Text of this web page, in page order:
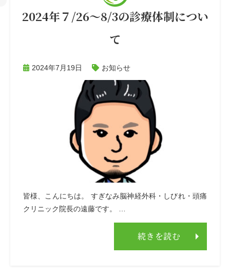
2024年７/26～8/3の診療体制につい
て
2024年7月19日 お知らせ
皆様、こんにちは。 すぎなみ脳神経外科・しびれ・頭痛
クリニック院長の遠藤です。 …
続きを読む